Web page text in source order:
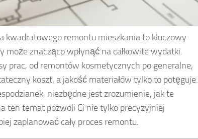
kwadratowego remontu mieszkania to kluczowy
może znacząco wpłynąć na całkowite wydatki.
prac, od remontów kosmetycznych po generalne,
koszt, a jakość materiałów tylko to potęguje.
niezbędne jest zrozumienie, jak te
ten temat pozwoli Ci nie tylko precyzyjniej
zaplanować cały proces remontu.